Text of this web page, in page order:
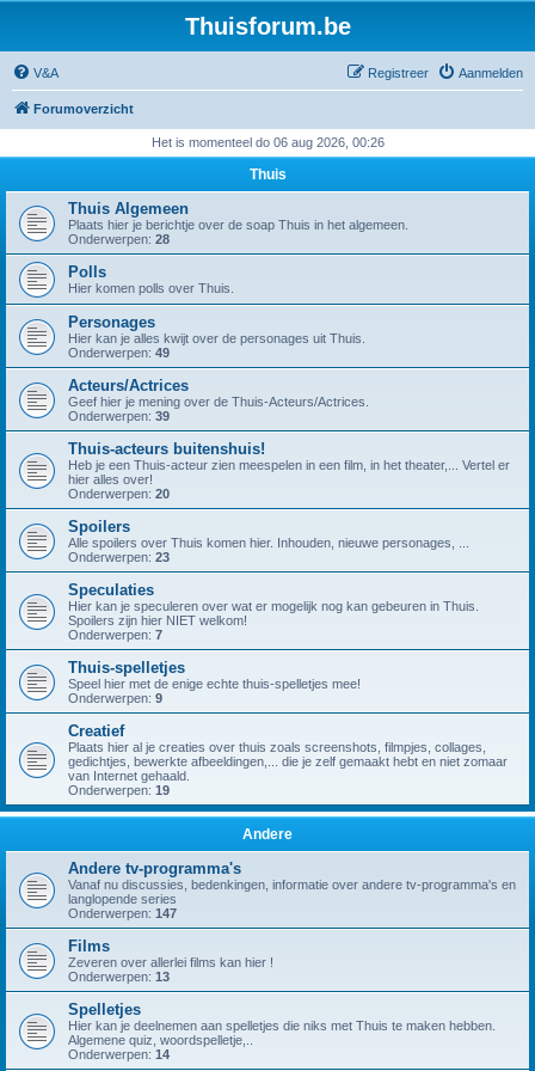
Thuisforum.be
V&A Aanmelden
Registreer
Forumoverzicht
Het is momenteel do 06 aug 2026, 00:26
Thuis
Thuis Algemeen
Plaats hier je berichtje over de soap Thuis in het algemeen.
Onderwerpen: 28
Polls
Hier komen polls over Thuis.
Personages
Hier kan je alles kwijt over de personages uit Thuis.
Onderwerpen: 49
Acteurs/Actrices
Geef hier je mening over de Thuis-Acteurs/Actrices.
Onderwerpen: 39
Thuis-acteurs buitenshuis!
Heb je een Thuis-acteur zien meespelen in een film, in het theater,... Vertel er
hier alles over!
Onderwerpen: 20
Spoilers
Alle spoilers over Thuis komen hier. Inhouden, nieuwe personages, ...
Onderwerpen: 23
Speculaties
Hier kan je speculeren over wat er mogelijk nog kan gebeuren in Thuis.
Spoilers zijn hier NIET welkom!
Onderwerpen: 7
Thuis-spelletjes
Speel hier met de enige echte thuis-spelletjes mee!
Onderwerpen: 9
Creatief
Plaats hier al je creaties over thuis zoals screenshots, filmpjes, collages,
gedichtjes, bewerkte afbeeldingen,... die je zelf gemaakt hebt en niet zomaar
van Internet gehaald.
Onderwerpen: 19
Andere
Andere tv-programma's
Vanaf nu discussies, bedenkingen, informatie over andere tv-programma's en
langlopende series
Onderwerpen: 147
Films
Zeveren over allerlei films kan hier !
Onderwerpen: 13
Spelletjes
Hier kan je deelnemen aan spelletjes die niks met Thuis te maken hebben.
Algemene quiz, woordspelletje,..
Onderwerpen: 14